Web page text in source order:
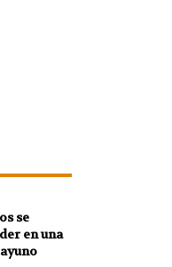
se
en una